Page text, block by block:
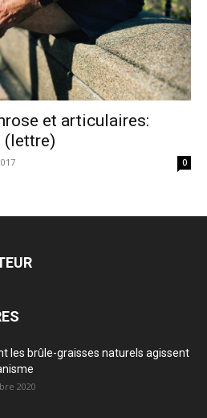
et articulaires:
(lettre)
0
les brûle-graisses naturels agissent
2020